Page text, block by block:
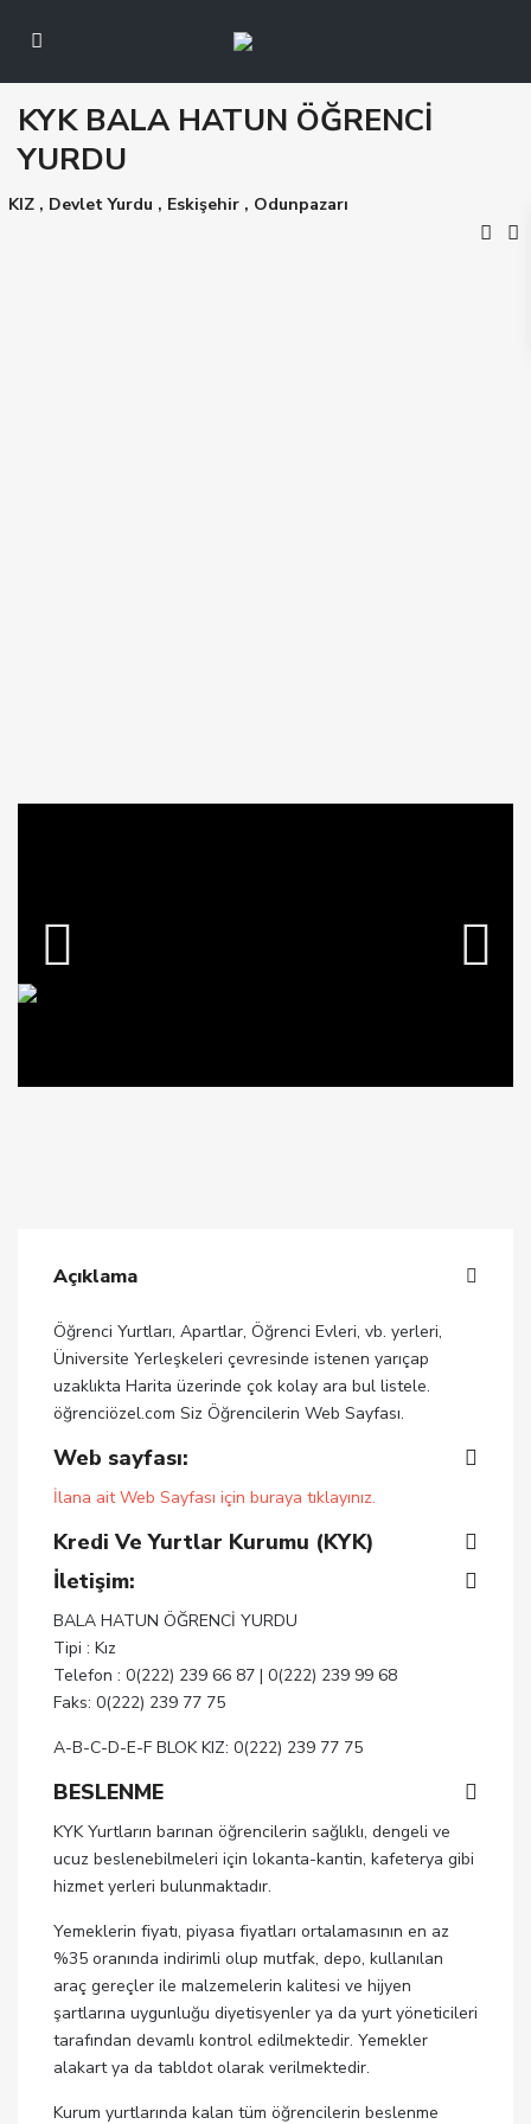
KYK BALA HATUN ÖĞRENCİ
YURDU
KIZ , Devlet Yurdu , Eskişehir , Odunpazarı
Açıklama
Öğrenci Yurtları, Apartlar, Öğrenci Evleri, vb. yerleri,
Üniversite Yerleşkeleri çevresinde istenen yarıçap
uzaklıkta Harita üzerinde çok kolay ara bul listele.
öğrenciözel.com Siz Öğrencilerin Web Sayfası.
Web sayfası:
İlana ait Web Sayfası için buraya tıklayınız.
Kredi Ve Yurtlar Kurumu (KYK)
İletişim:
BALA HATUN ÖĞRENCİ YURDU
Tipi : Kız
Telefon : 0(222) 239 66 87 | 0(222) 239 99 68
Faks: 0(222) 239 77 75
A-B-C-D-E-F BLOK KIZ: 0(222) 239 77 75
BESLENME
KYK Yurtların barınan öğrencilerin sağlıklı, dengeli ve
ucuz beslenebilmeleri için lokanta-kantin, kafeterya gibi
hizmet yerleri bulunmaktadır.
Yemeklerin fiyatı, piyasa fiyatları ortalamasının en az
%35 oranında indirimli olup mutfak, depo, kullanılan
araç gereçler ile malzemelerin kalitesi ve hijyen
şartlarına uygunluğu diyetisyenler ya da yurt yöneticileri
tarafından devamlı kontrol edilmektedir. Yemekler
alakart ya da tabldot olarak verilmektedir.
Kurum yurtlarında kalan tüm öğrencilerin beslenme